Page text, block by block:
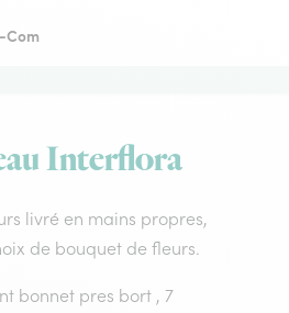
Interflora
livré en mains propres,
de bouquet de fleurs.
bonnet pres bort , 7